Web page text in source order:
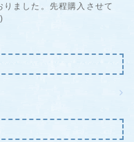
ました。先程購入させて